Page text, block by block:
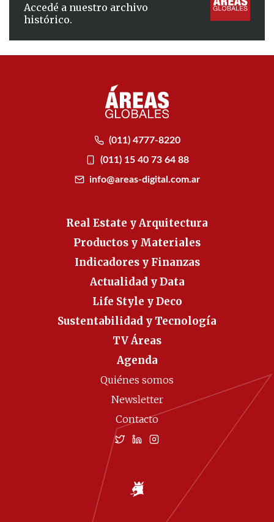
Accedé a nuestro archivo
histórico.
(011) 4777-8220
(011) 15 40 73 64 88
info@areas-digital.com.ar
Real Estate y Arquitectura
Productos y Materiales
Indicadores y Finanzas
Actualidad y Data
Life Style y Deco
Sustentabilidad y Tecnología
TV Áreas
Agenda
Quiénes somos
Newsletter
Contacto